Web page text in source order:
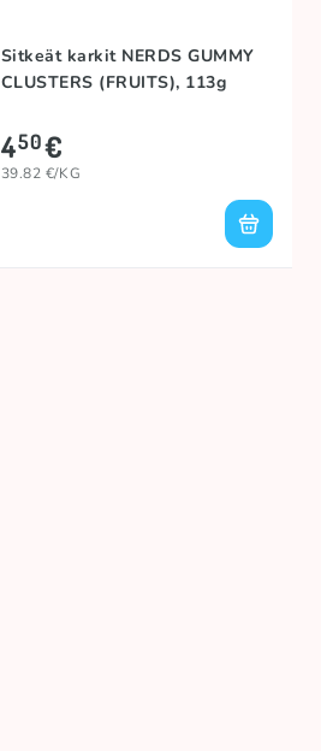
Sitkeät karkit NERDS GUMMY
CLUSTERS (FRUITS), 113g
450€
39.82 €/KG